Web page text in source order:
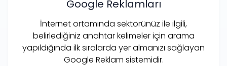
Google Reklamları
İnternet ortamında sektörünüz ile ilgili,
belirlediğiniz anahtar kelimeler için arama
yapıldığında ilk sıralarda yer almanızı sağlayan
Google Reklam sistemidir.